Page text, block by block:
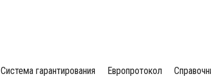
Система гарантирования Европротокол